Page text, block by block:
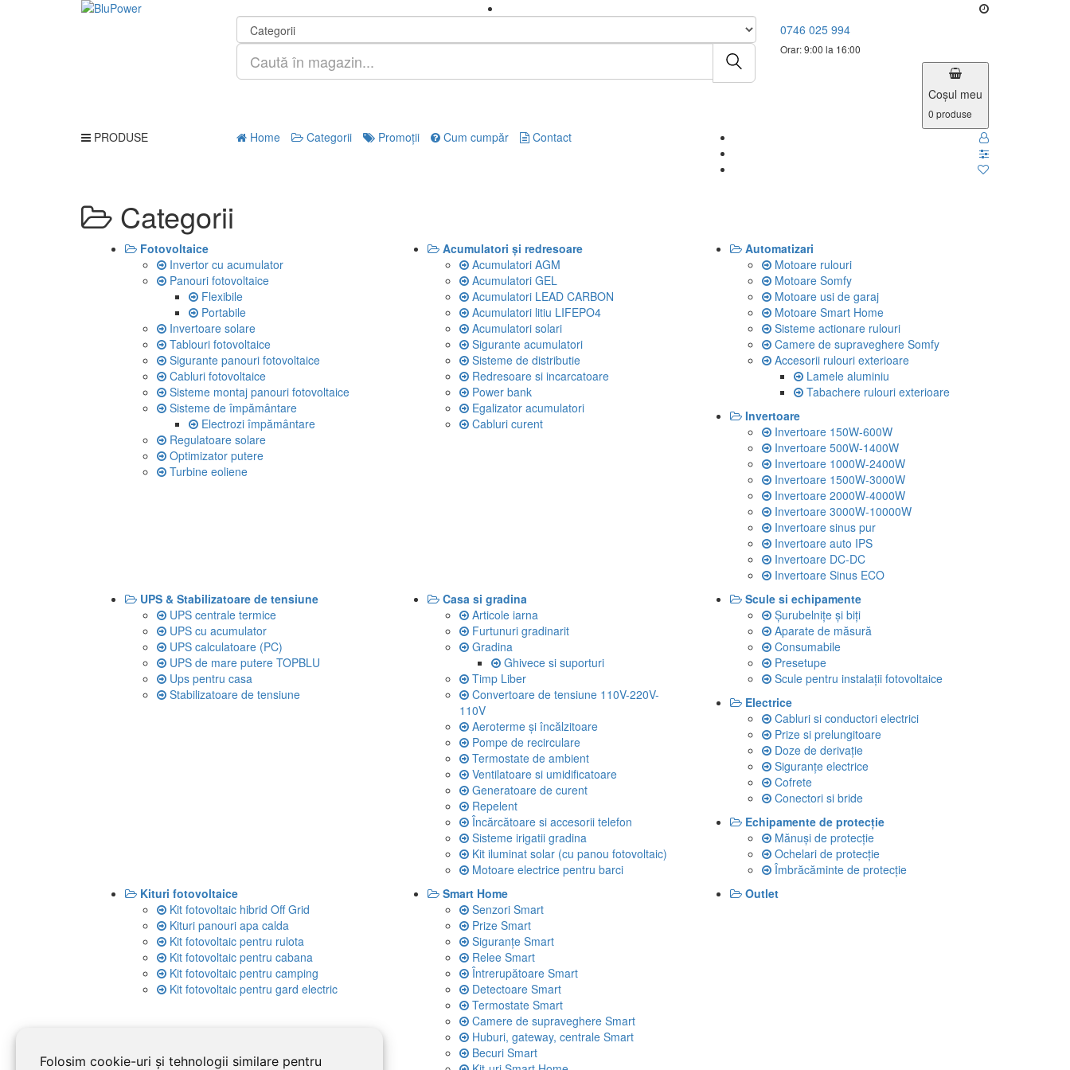
Folosim cookie-uri și tehnologii similare pentru
0746 025 994
Orar: 9:00 la 16:00
Coşul meu
0 produse
PRODUSE Home Categorii Promoţii Cum cumpăr Contact
Categorii
Fotovoltaice
Invertor cu acumulator
Panouri fotovoltaice
Flexibile
Portabile
Invertoare solare
Tablouri fotovoltaice
Sigurante panouri fotovoltaice
Cabluri fotovoltaice
Sisteme montaj panouri fotovoltaice
Sisteme de împământare
Electrozi împământare
Regulatoare solare
Optimizator putere
Turbine eoliene
Acumulatori și redresoare
Acumulatori AGM
Acumulatori GEL
Acumulatori LEAD CARBON
Acumulatori litiu LIFEPO4
Acumulatori solari
Sigurante acumulatori
Sisteme de distributie
Redresoare si incarcatoare
Power bank
Egalizator acumulatori
Cabluri curent
Automatizari
Motoare rulouri
Motoare Somfy
Motoare usi de garaj
Motoare Smart Home
Sisteme actionare rulouri
Camere de supraveghere Somfy
Accesorii rulouri exterioare
Lamele aluminiu
Tabachere rulouri exterioare
Invertoare
Invertoare 150W-600W
Invertoare 500W-1400W
Invertoare 1000W-2400W
Invertoare 1500W-3000W
Invertoare 2000W-4000W
Invertoare 3000W-10000W
Invertoare sinus pur
Invertoare auto IPS
Invertoare DC-DC
Invertoare Sinus ECO
UPS & Stabilizatoare de tensiune
UPS centrale termice
UPS cu acumulator
UPS calculatoare (PC)
UPS de mare putere TOPBLU
Ups pentru casa
Stabilizatoare de tensiune
Casa si gradina
Articole iarna
Furtunuri gradinarit
Gradina
Ghivece si suporturi
Timp Liber
Convertoare de tensiune 110V-220V-
110V
Aeroterme și încălzitoare
Pompe de recirculare
Termostate de ambient
Ventilatoare si umidificatoare
Generatoare de curent
Repelent
Încărcătoare si accesorii telefon
Sisteme irigatii gradina
Kit iluminat solar (cu panou fotovoltaic)
Motoare electrice pentru barci
Scule si echipamente
Șurubelnițe și biți
Aparate de măsură
Consumabile
Presetupe
Scule pentru instalații fotovoltaice
Electrice
Cabluri si conductori electrici
Prize si prelungitoare
Doze de derivație
Siguranțe electrice
Cofrete
Conectori si bride
Echipamente de protecție
Mănuși de protecție
Ochelari de protecție
Îmbrăcăminte de protecție
Kituri fotovoltaice
Kit fotovoltaic hibrid Off Grid
Kituri panouri apa calda
Kit fotovoltaic pentru rulota
Kit fotovoltaic pentru cabana
Kit fotovoltaic pentru camping
Kit fotovoltaic pentru gard electric
Smart Home
Senzori Smart
Prize Smart
Siguranţe Smart
Relee Smart
Întrerupătoare Smart
Detectoare Smart
Termostate Smart
Camere de supraveghere Smart
Huburi, gateway, centrale Smart
Becuri Smart
Outlet